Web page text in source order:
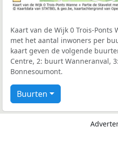
Kaart van de Wijk 0 Trois-Ponts
met het aantal inwoners per
kaart geven de volgende
Centre, 2: buurt Wanneranval,
Bonnesoumont.
Buurten